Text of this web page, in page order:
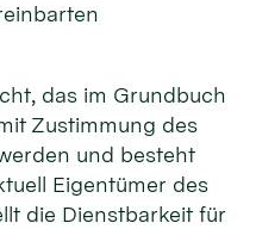
das im Grundbuch
Zustimmung des
und besteht
Eigentümer des
die Dienstbarkeit für